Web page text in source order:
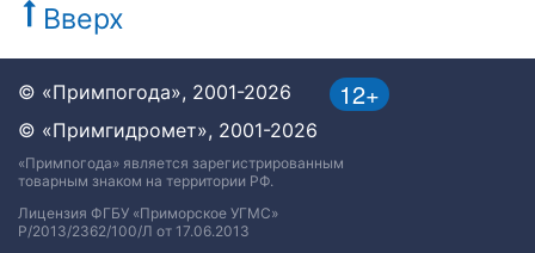
Вверх
12+
© «Примпогода», 2001-2026
© «Примгидромет», 2001-2026
«Примпогода» является зарегистрированным
товарным знаком на территории РФ.
Лицензия ФГБУ «Приморское УГМС»
Р/2013/2362/100/Л от 17.06.2013